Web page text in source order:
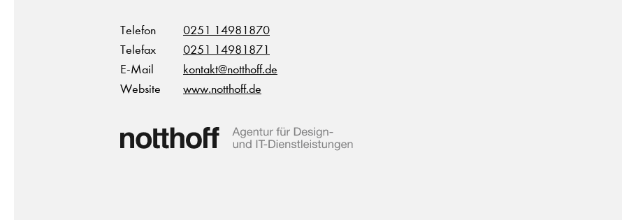
Telefon
0251 14981870
Telefax
0251 14981871
E-Mail
kontakt@notthoff.de
Website
www.notthoff.de